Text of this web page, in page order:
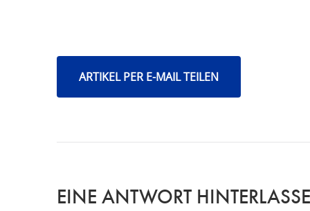
ARTIKEL PER E-MAIL TEILEN
EINE ANTWORT